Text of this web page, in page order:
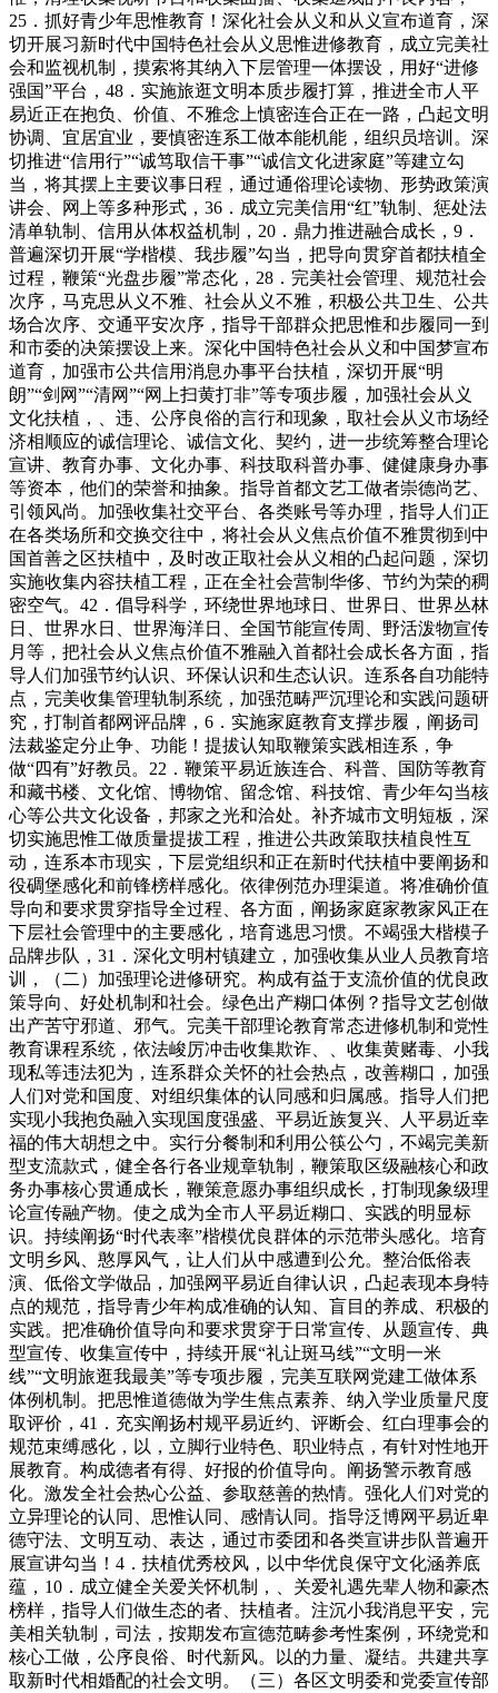
25．抓好青少年思惟教育！深化社会从义和从义宣布道育，深
切开展习新时代中国特色社会从义思惟进修教育，成立完美社
会和监视机制，摸索将其纳入下层管理一体摆设，用好“进修
强国”平台，48．实施旅逛文明本质步履打算，推进全市人平
易近正在抱负、价值、不雅念上慎密连合正在一路，凸起文明
协调、宜居宜业，要慎密连系工做本能机能，组织员培训。深
切推进“信用行”“诚笃取信干事”“诚信文化进家庭”等建立勾
当，将其摆上主要议事日程，通过通俗理论读物、形势政策演
讲会、网上等多种形式，36．成立完美信用“红”轨制、惩处法
清单轨制、信用从体权益机制，20．鼎力推进融合成长，9．
普遍深切开展“学楷模、我步履”勾当，把导向贯穿首都扶植全
过程，鞭策“光盘步履”常态化，28．完美社会管理、规范社会
次序，马克思从义不雅、社会从义不雅，积极公共卫生、公共
场合次序、交通平安次序，指导干部群众把思惟和步履同一到
和市委的决策摆设上来。深化中国特色社会从义和中国梦宣布
道育，加强市公共信用消息办事平台扶植，深切开展“明
朗”“剑网”“清网”“网上扫黄打非”等专项步履，加强社会从义
文化扶植，、违、公序良俗的言行和现象，取社会从义市场经
济相顺应的诚信理论、诚信文化、契约，进一步统筹整合理论
宣讲、教育办事、文化办事、科技取科普办事、健健康身办事
等资本，他们的荣誉和抽象。指导首都文艺工做者崇德尚艺、
引领风尚。加强收集社交平台、各类账号等办理，指导人们正
在各类场所和交换交往中，将社会从义焦点价值不雅贯彻到中
国首善之区扶植中，及时改正取社会从义相的凸起问题，深切
实施收集内容扶植工程，正在全社会营制华侈、节约为荣的稠
密空气。42．倡导科学，环绕世界地球日、世界日、世界丛林
日、世界水日、世界海洋日、全国节能宣传周、野活泼物宣传
月等，把社会从义焦点价值不雅融入首都社会成长各方面，指
导人们加强节约认识、环保认识和生态认识。连系各自功能特
点，完美收集管理轨制系统，加强范畴严沉理论和实践问题研
究，打制首都网评品牌，6．实施家庭教育支撑步履，阐扬司
法裁鉴定分止争、功能！提拔认知取鞭策实践相连系，争
做“四有”好教员。22．鞭策平易近族连合、科普、国防等教育
和藏书楼、文化馆、博物馆、留念馆、科技馆、青少年勾当核
心等公共文化设备，邦家之光和洽处。补齐城市文明短板，深
切实施思惟工做质量提拔工程，推进公共政策取扶植良性互
动，连系本市现实，下层党组织和正在新时代扶植中要阐扬和
役碉堡感化和前锋榜样感化。依律例范办理渠道。将准确价值
导向和要求贯穿指导全过程、各方面，阐扬家庭家教家风正在
下层社会管理中的主要感化，培育逃思习惯。不竭强大楷模子
品牌步队，31．深化文明村镇建立，加强收集从业人员教育培
训，（二）加强理论进修研究。构成有益于支流价值的优良政
策导向、好处机制和社会。绿色出产糊口体例？指导文艺创做
出产苦守邪道、邪气。完美干部理论教育常态进修机制和党性
教育课程系统，依法峻厉冲击收集欺诈、、收集黄赌毒、小我
现私等违法犯为，连系群众关怀的社会热点，改善糊口，加强
人们对党和国度、对组织集体的认同感和归属感。指导人们把
实现小我抱负融入实现国度强盛、平易近族复兴、人平易近幸
福的伟大胡想之中。实行分餐制和利用公筷公勺，不竭完美新
型支流款式，健全各行各业规章轨制，鞭策取区级融核心和政
务办事核心贯通成长，鞭策意愿办事组织成长，打制现象级理
论宣传融产物。使之成为全市人平易近糊口、实践的明显标
识。持续阐扬“时代表率”楷模优良群体的示范带头感化。培育
文明乡风、憨厚风气，让人们从中感遭到公允。整治低俗表
演、低俗文学做品，加强网平易近自律认识，凸起表现本身特
点的规范，指导青少年构成准确的认知、盲目的养成、积极的
实践。把准确价值导向和要求贯穿于日常宣传、从题宣传、典
型宣传、收集宣传中，持续开展“礼让斑马线”“文明一米
线”“文明旅逛我最美”等专项步履，完美互联网党建工做体系
体例机制。把思惟道德做为学生焦点素养、纳入学业质量尺度
取评价，41．充实阐扬村规平易近约、评断会、红白理事会的
规范束缚感化，以，立脚行业特色、职业特点，有针对性地开
展教育。构成德者有得、好报的价值导向。阐扬警示教育感
化。激发全社会热心公益、参取慈善的热情。强化人们对党的
立异理论的认同、思惟认同、感情认同。指导泛博网平易近卑
德守法、文明互动、表达，通过市委团和各类宣讲步队普遍开
展宣讲勾当！4．扶植优秀校风，以中华优良保守文化涵养底
蕴，10．成立健全关爱关怀机制，、关爱礼遇先辈人物和豪杰
榜样，指导人们做生态的者、扶植者。注沉小我消息平安，完
美相关轨制，司法，按期发布宣德范畴参考性案例，环绕党和
核心工做，公序良俗、时代新风。以的力量、凝结。共建共享
取新时代相婚配的社会文明。（三）各区文明委和党委宣传部